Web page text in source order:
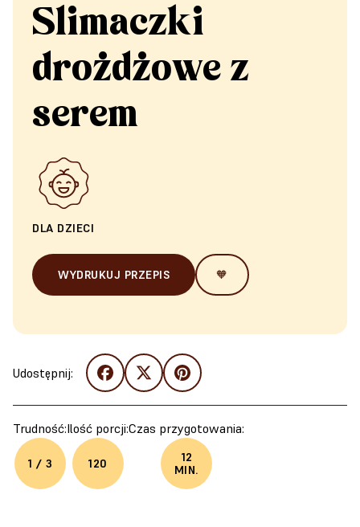
Ślimaczki
drożdżowe z
serem
DLA DZIECI
WYDRUKUJ PRZEPIS 🧡
Udostępnij:
Trudność:
1 / 3
Ilość porcji:
120
Czas przygotowania:
12
MIN.